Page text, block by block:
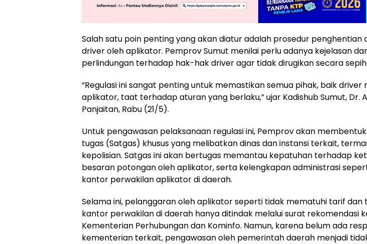
Salah satu poin penting yang akan diatur adalah prosedur penghentian
driver oleh aplikator. Pemprov Sumut menilai perlu adanya kejelasan
perlindungan terhadap hak-hak driver agar tidak dirugikan secara
“Regulasi ini sangat penting untuk memastikan semua pihak, baik driver
aplikator, taat terhadap aturan yang berlaku,” ujar Kadishub Sumut, Dr.
Panjaitan, Rabu (21/5).
Untuk pengawasan pelaksanaan regulasi ini, Pemprov akan
tugas (Satgas) khusus yang melibatkan dinas dan instansi terkait,
kepolisian. Satgas ini akan bertugas memantau kepatuhan terhadap
besaran potongan oleh aplikator, serta kelengkapan administrasi
kantor perwakilan aplikator di daerah.
Selama ini, pelanggaran oleh aplikator seperti tidak mematuhi tarif dan
kantor perwakilan di daerah hanya ditindak melalui surat rekomendasi
Kementerian Perhubungan dan Kominfo. Namun, karena belum ada
kementerian terkait, pengawasan oleh pemerintah daerah menjadi